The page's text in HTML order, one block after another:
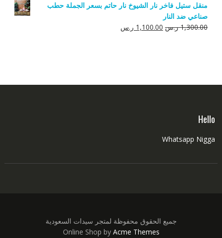
هو:
550.00 ر.س.
هو:
منقل ستيل فاخر نار الشيوخ نار حاتم بسعر الجملة حطب
صناعي ضد النار
1,300.00 ر.س السعر
1,100.00 ر.سالسعر
Hello
Whatsapp Nigga
جميع الحقوق محفوظة لمتجر سيدات السعودية
Online Shop by Acme Themes